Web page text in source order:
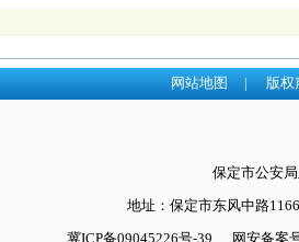
网站地图 | 版权
保定市公安
地址：保定市东风中路
冀ICP备09045226号-39
网安备案